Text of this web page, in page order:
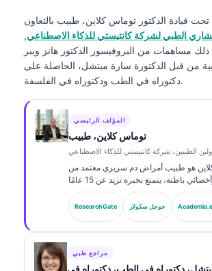
تحت قيادة الدكتور توماس كلاين، طبيب بالتعاون
الطبي لشركة كانتيستي للذكاء الاصطناعي,
مساهمات من البروفيسور الدكتور هانز ويبر
من قبل الدكتورة سارة ميتشل، الحاصلة على
دكتوراه في الطب ودكتوراه في الفلسفة.
المؤلف الرئيسي
توماس كلاين، طبيب
الطبيين، شركة كانتيستي للذكاء الاصطناعي
هو طبيب أمراض دم سريري معتمد من
المجلس الطبي وأخصائي باطنة، يتمتع بخبرة تزيد عن 15 عامًا
والتحليل السريري المدعوم بالذكاء
بصفته كبير مسؤولي الشؤون الطبية في
Kantesti AI، يوفّر إشرافًا سريريًا على دقة المعلومات الطبية
ResearchGate جوجل سكولار
مراجع طبي